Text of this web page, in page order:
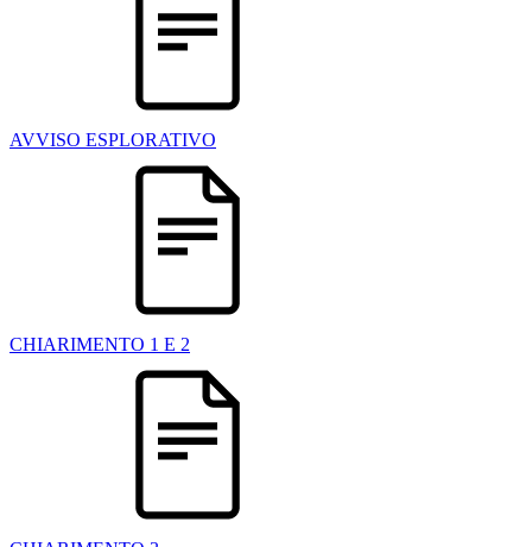
AVVISO ESPLORATIVO
CHIARIMENTO 1 E 2